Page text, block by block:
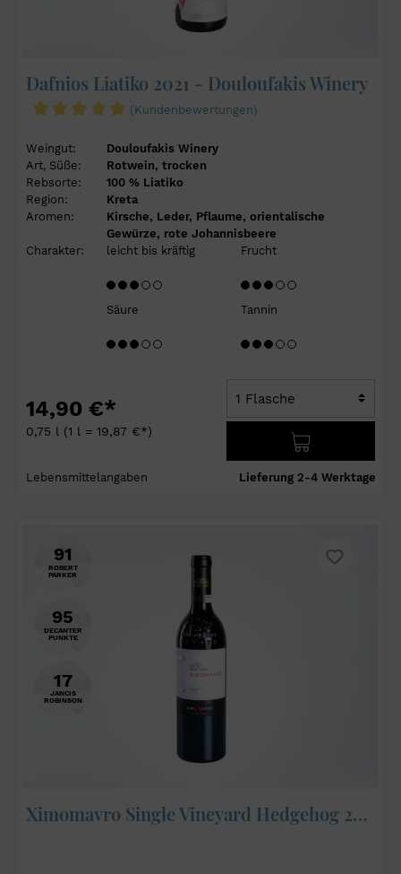
Dafnios Liatiko 2021 - Douloufakis Winery
(Kundenbewertungen)
Weingut:
Douloufakis Winery
Art, Süße:
Rotwein, trocken
Rebsorte:
100 % Liatiko
Region:
Kreta
Aromen:
Kirsche, Leder, Pflaume, orientalische
Gewürze, rote Johannisbeere
Charakter:
leicht bis kräftig Frucht
Säure Tannin
14,90 €*
0,75 l (1 l = 19,87 €*)
Lebensmittelangaben Lieferung 2-4 Werktage
91
ROBERT
PARKER
95
DECANTER
PUNKTE
17
JANCIS
ROBINSON
Ximomavro Single Vineyard Hedgehog 2023 - Alpha Estate